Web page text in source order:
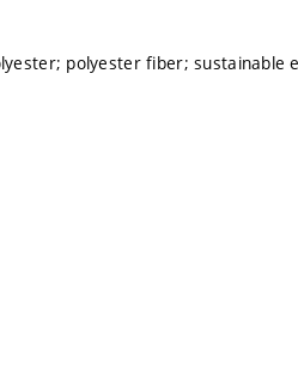
polyester fiber;